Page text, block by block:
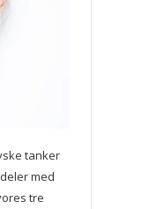
tanker
med
tre